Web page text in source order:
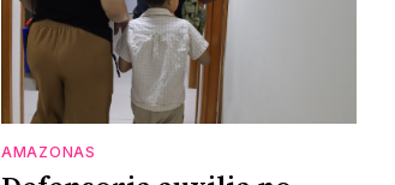
AMAZONAS